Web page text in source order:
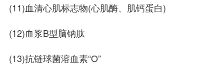
(11)血清心肌标志物(心肌酶、肌钙蛋白)
(12)血浆B型脑钠肽
(13)抗链球菌溶血素“O”